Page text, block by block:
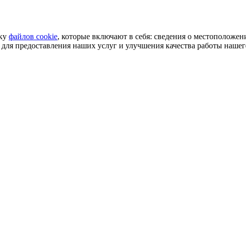
файлов cookie, которые включают в себя: сведения о
предоставления наших услуг и улучшения качества работы